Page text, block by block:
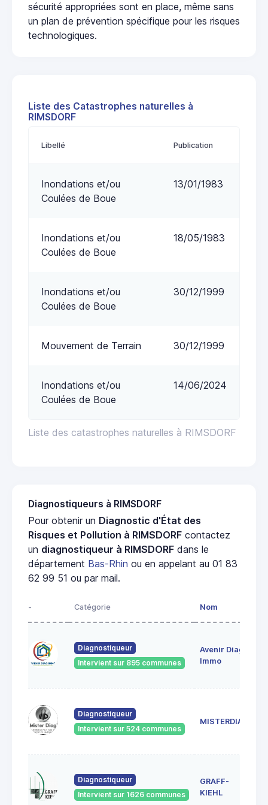
sécurité appropriées sont en place, même sans
un plan de prévention spécifique pour les risques
technologiques.
Liste des Catastrophes naturelles à
RIMSDORF
Liste des catastrophes naturelles à RIMSDORF
Libellé Publication
Inondations et/ou
Coulées de Boue
13/01/1983
Inondations et/ou
Coulées de Boue
18/05/1983
Inondations et/ou
Coulées de Boue
30/12/1999
Mouvement de Terrain 30/12/1999
Inondations et/ou
Coulées de Boue
14/06/2024
Diagnostiqueurs à RIMSDORF
Pour obtenir un Diagnostic d'État des
Risques et Pollution à RIMSDORF contactez
un diagnostiqueur à RIMSDORF dans le
département Bas-Rhin ou en appelant au 01 83
62 99 51 ou par mail.
- Catégorie Nom
Diagnostiqueur
Intervient sur 895 communes
Avenir Diag
Immo
Diagnostiqueur
Intervient sur 524 communes
MISTERDIAG
Diagnostiqueur
Intervient sur 1626 communes
GRAFF-
KIEHL